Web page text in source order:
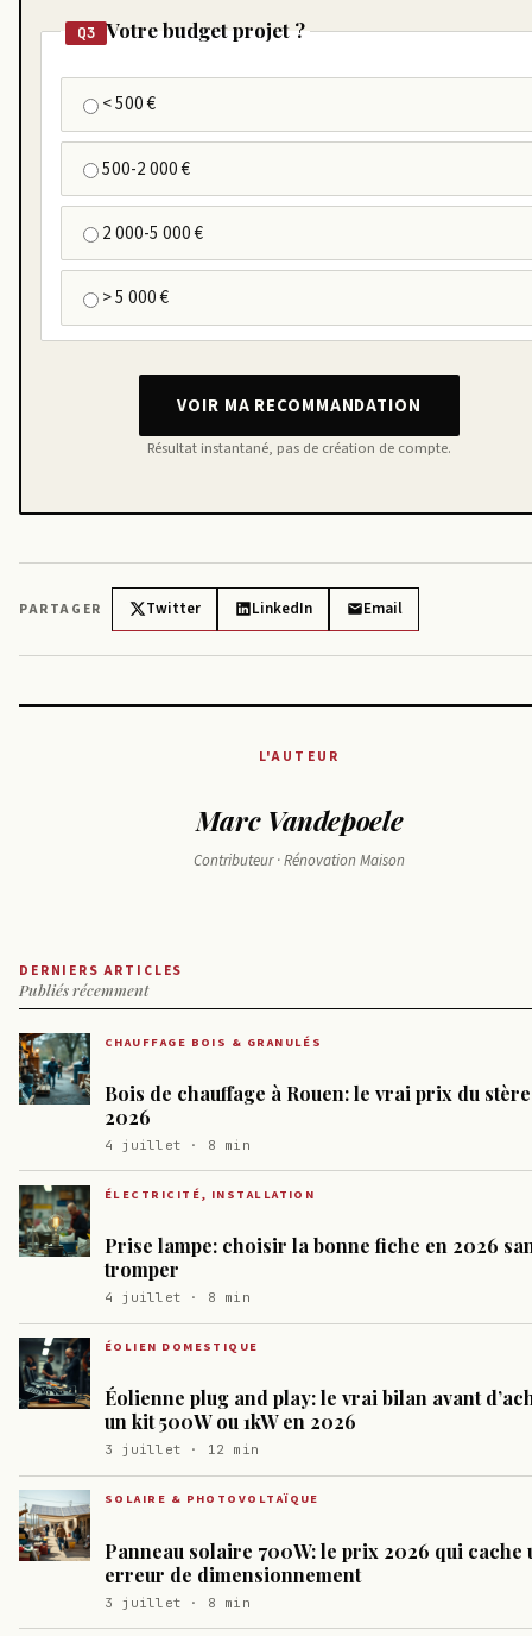
Q3 Votre budget projet ?
< 500 €
500-2 000 €
2 000-5 000 €
> 5 000 €
VOIR MA RECOMMANDATION
Résultat instantané, pas de création de compte.
PARTAGER Twitter LinkedIn Email
L'AUTEUR
Marc Vandepoele
Contributeur · Rénovation Maison
DERNIERS ARTICLES
Publiés récemment
CHAUFFAGE BOIS & GRANULÉS
Bois de chauffage à Rouen: le vrai prix du
2026
4 juillet · 8 min
ÉLECTRICITÉ, INSTALLATION
Prise lampe: choisir la bonne fiche en 2026
tromper
4 juillet · 8 min
ÉOLIEN DOMESTIQUE
Éolienne plug and play: le vrai bilan avant
un kit 500W ou 1kW en 2026
3 juillet · 12 min
SOLAIRE & PHOTOVOLTAÏQUE
Panneau solaire 700W: le prix 2026 qui cache
erreur de dimensionnement
3 juillet · 8 min